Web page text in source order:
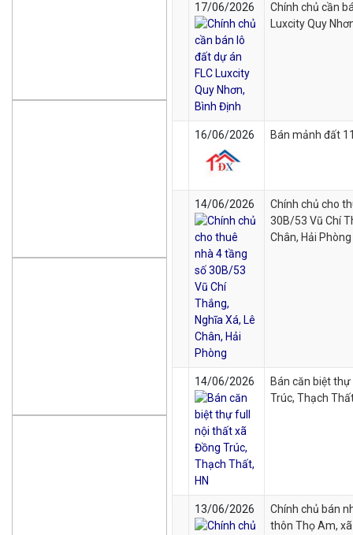
17/06/2026
Chính chủ cần
Luxcity Quy
16/06/2026 Bán mảnh đất
14/06/2026
Chính chủ cho
30B/53 Vũ Chí
Chân, Hải Phòng
14/06/2026
Bán căn biệt
Trúc, Thạch
13/06/2026
Chính chủ bán
thôn Thọ Am,